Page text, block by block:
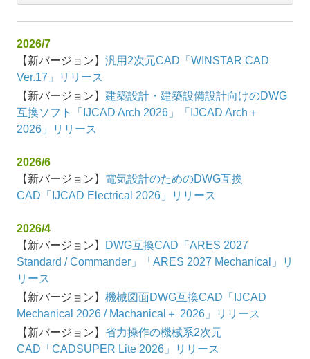
2026/7
【新バージョン】 汎用2次元CAD「WINSTAR CAD
Ver.17」リリース
【新バージョン】 建築設計・建築設備設計向けのDWG
互換ソフト「IJCAD Arch 2026」「IJCAD Arch＋
2026」リリース
2026/6
【新バージョン】 電気設計のためのDWG互換
CAD「IJCAD Electrical 2026」リリース
2026/4
【新バージョン】
DWG互換CAD「ARES 2027
Standard / Commander」「ARES 2027 Mechanical」リ
リース
【新バージョン】 機械図面DWG互換CAD「IJCAD
Mechanical 2026 / Machanical＋ 2026」リリース
【新バージョン】 省力操作の機械系2次元
CAD「CADSUPER Lite 2026」リリース